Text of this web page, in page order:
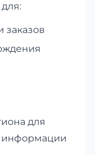
для
информации